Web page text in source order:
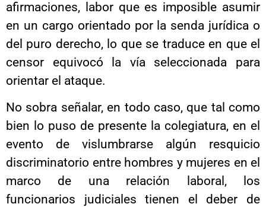
afirmaciones, labor que es imposible asumir
en un cargo orientado por la senda jurídica o
del puro derecho, lo que se traduce en que el
censor equivocó la vía seleccionada para
orientar el ataque.
No sobra señalar, en todo caso, que tal como
bien lo puso de presente la colegiatura, en el
evento de vislumbrarse algún resquicio
discriminatorio entre hombres y mujeres en el
marco de una relación laboral, los
funcionarios judiciales tienen el deber de